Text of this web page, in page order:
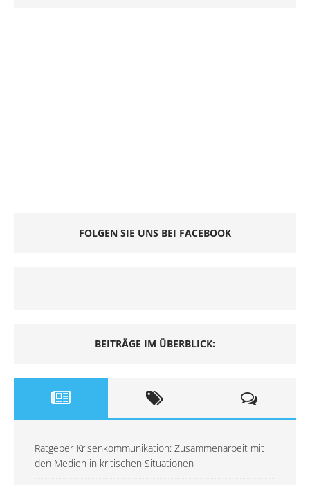
FOLGEN SIE UNS BEI FACEBOOK
BEITRÄGE IM ÜBERBLICK:
Ratgeber Krisenkommunikation: Zusammenarbeit mit
den Medien in kritischen Situationen